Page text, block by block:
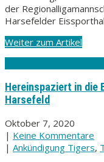
der
Harsefelder
Weiter zum Artikel
Hereinspaziert in die
Harsefeld
Oktober 7, 2020
| Keine Kommentare
| Ankündigung Tigers,